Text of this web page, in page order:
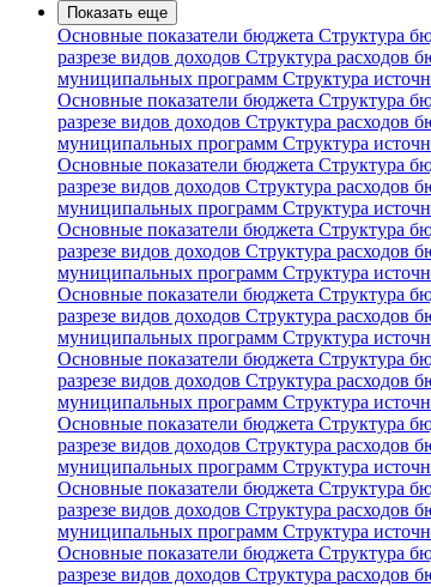
Показать еще
Основные показатели бюджета Структура
разрезе видов доходов Структура расходов
муниципальных программ Структура
Основные показатели бюджета Структура
разрезе видов доходов Структура расходов
муниципальных программ Структура
Основные показатели бюджета Структура
разрезе видов доходов Структура расходов
муниципальных программ Структура
Основные показатели бюджета Структура
разрезе видов доходов Структура расходов
муниципальных программ Структура
Основные показатели бюджета Структура
разрезе видов доходов Структура расходов
муниципальных программ Структура
Основные показатели бюджета Структура
разрезе видов доходов Структура расходов
муниципальных программ Структура
Основные показатели бюджета Структура
разрезе видов доходов Структура расходов
муниципальных программ Структура
Основные показатели бюджета Структура
разрезе видов доходов Структура расходов
муниципальных программ Структура
Основные показатели бюджета Структура
разрезе видов доходов Структура расходов